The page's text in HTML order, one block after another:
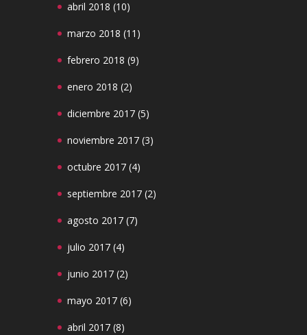
abril 2018 (10)
marzo 2018 (11)
febrero 2018 (9)
enero 2018 (2)
diciembre 2017 (5)
noviembre 2017 (3)
octubre 2017 (4)
septiembre 2017 (2)
agosto 2017 (7)
julio 2017 (4)
junio 2017 (2)
mayo 2017 (6)
abril 2017 (8)